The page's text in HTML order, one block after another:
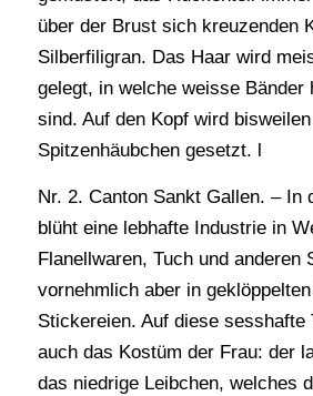
über der Brust sich kreuzenden
Silberfiligran. Das Haar wird
gelegt, in welche weisse Bänder
sind. Auf den Kopf wird
Spitzenhäubchen gesetzt. l
Nr. 2. Canton Sankt Gallen. – In
blüht eine lebhafte Industrie in
Flanellwaren, Tuch und anderen
vornehmlich aber in
Stickereien. Auf diese sesshafte
auch das Kostüm der Frau: der
das niedrige Leibchen, welches